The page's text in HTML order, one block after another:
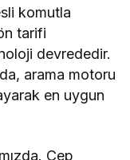
komutla
tarifi
devrededir.
arama motoru
en uygun
Cep